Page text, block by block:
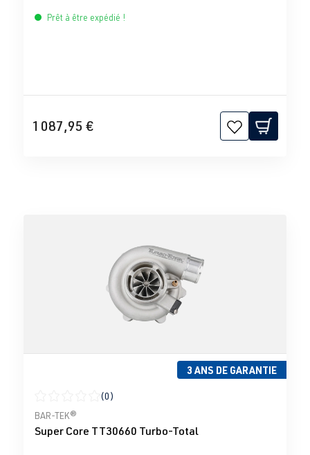
Prêt à être expédié !
1 087,95 €
3 ANS DE GARANTIE
Note moyenne de 0 sur 5 étoiles
(0)
BAR-TEK®
Super Core TT30660 Turbo-Total